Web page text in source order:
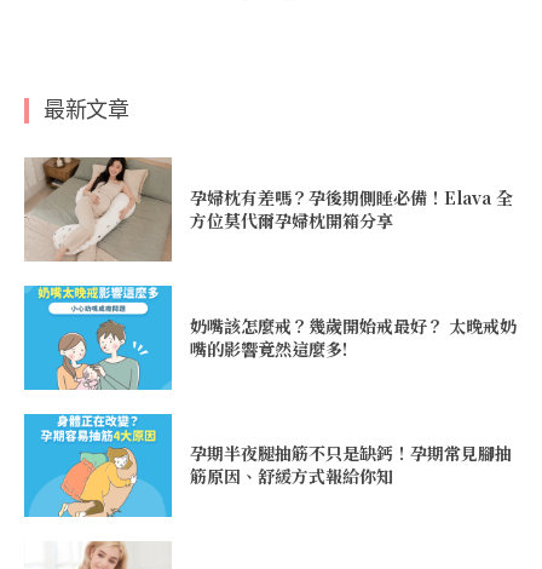
最新文章
孕婦枕有差嗎？孕後期側睡必備！Elava 全
方位莫代爾孕婦枕開箱分享
奶嘴該怎麼戒？幾歲開始戒最好？ 太晚戒奶
嘴的影響竟然這麼多!
孕期半夜腿抽筋不只是缺鈣！孕期常見腳抽
筋原因、舒緩方式報給你知